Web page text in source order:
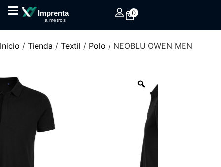
Imprenta
a metros
0
Inicio / Tienda / Textil / Polo / NEOBLU OWEN MEN